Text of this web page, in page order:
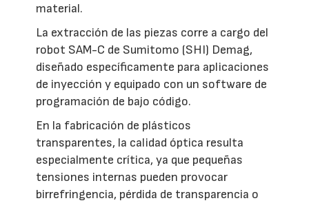
material.
La extracción de las piezas corre a cargo del
robot SAM-C de Sumitomo (SHI) Demag,
diseñado específicamente para aplicaciones
de inyección y equipado con un software de
programación de bajo código.
En la fabricación de plásticos
transparentes, la calidad óptica resulta
especialmente crítica, ya que pequeñas
tensiones internas pueden provocar
birrefringencia, pérdida de transparencia o